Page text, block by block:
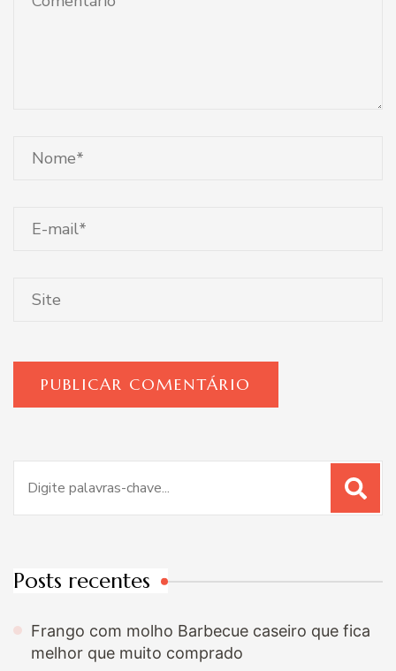
por:
Posts recentes
Frango com molho Barbecue caseiro que fica
melhor que muito comprado